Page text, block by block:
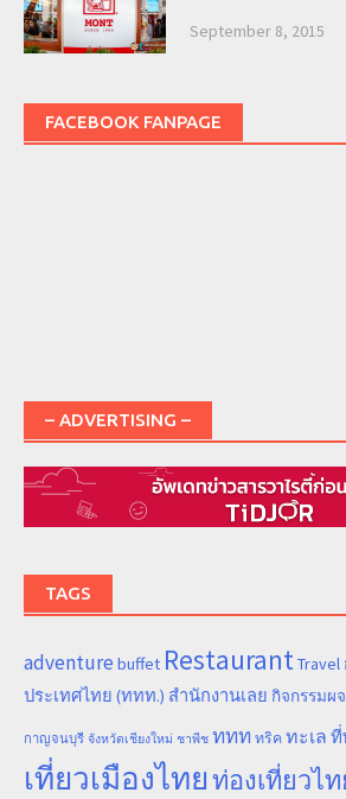
September 8, 2015
FACEBOOK FANPAGE
– ADVERTISING –
TAGS
adventure buffet RestaurantTravel
ประเทศไทย (ททท.) สำนักงานเลย กิจกรรมผ
กาญจนบุรี จังหวัดเชียงใหม่ ชาพีช ททท ทริค ทะเล ที่
เที่ยวเมืองไทยท่องเที่ยวไท